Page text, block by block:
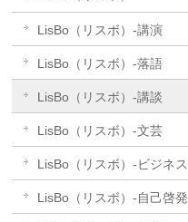
LisBo（リスボ）-講演
LisBo（リスボ）-落語
LisBo（リスボ）-講談
LisBo（リスボ）-文芸
LisBo（リスボ）-ビジネス
LisBo（リスボ）-自己啓発